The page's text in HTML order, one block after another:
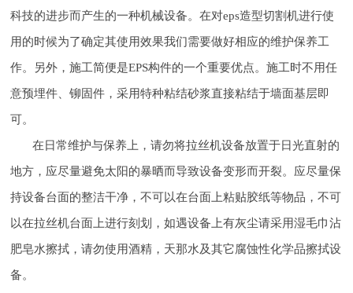
科技的进步而产生的一种机械设备。在对eps造型切割机进行使
用的时候为了确定其使用效果我们需要做好相应的维护保养工
作。另外，施工简便是EPS构件的一个重要优点。施工时不用任
意预埋件、铆固件，采用特种粘结砂浆直接粘结于墙面基层即
可。
在日常维护与保养上，请勿将拉丝机设备放置于日光直射的
地方，应尽量避免太阳的暴晒而导致设备变形而开裂。应尽量保
持设备台面的整洁干净，不可以在台面上粘贴胶纸等物品，不可
以在拉丝机台面上进行刻划，如遇设备上有灰尘请采用湿毛巾沾
肥皂水擦拭，请勿使用酒精，天那水及其它腐蚀性化学品擦拭设
备。